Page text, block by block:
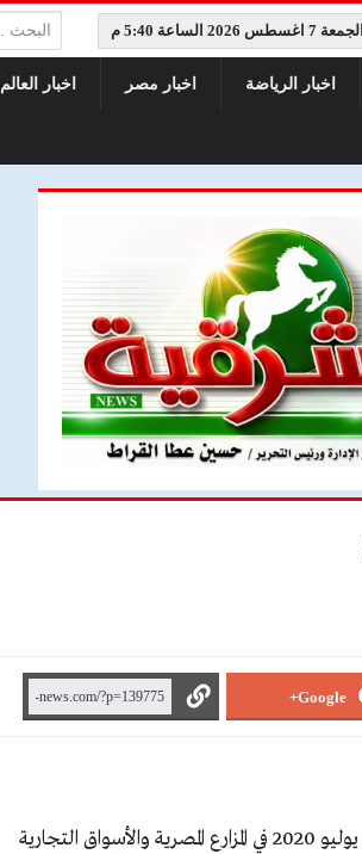
الجمعة 7 اغسطس 2026 الساعة 5:40 م البحث:
اخبار الرياضة اخبار مصر اخبار العالم
Google+
تقدم بوابة “جريدة الشرقية نيوز”، لقرائها،سعر كرتونة البيض اليوم 2 من يوليو 2020 في المزارع المصرية والأسواق التجارية